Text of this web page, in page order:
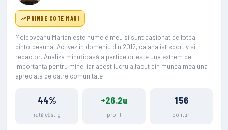
PRINDE COTE MARI
Moldoveanu Marian este numele meu si sunt pasionat de fotbal
dintotdeauna. Activez în domeniu din 2012, ca analist sportiv si
redactor. Analiza minuțioasă a partidelor este una extrem de
importantă pentru mine, iar acest lucru a facut din munca mea una
apreciata de catre comunitate
44%
rată câștig
+26.2u
profit
156
ponturi